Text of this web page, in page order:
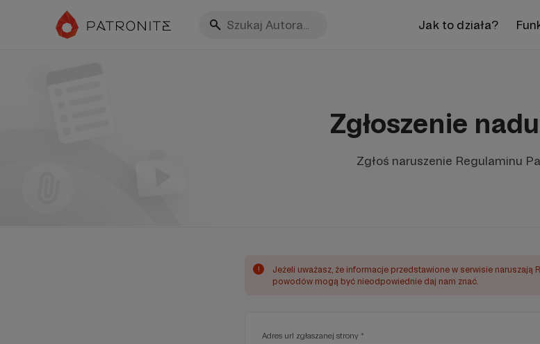
Jak to działa?
Zgłoszenie
Zgłoś naruszenie Regulaminu
!
Jeżeli uważasz, że informacje przedstawione w serwisie naruszają
powodów mogą być nieodpowiednie daj nam znać.
Adres url zgłaszanej strony *